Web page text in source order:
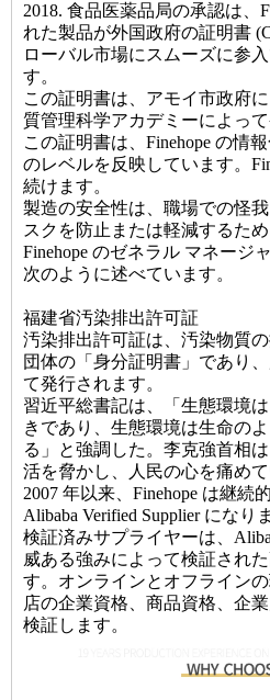
2018. 食品医薬品局の承認は、
れた製品が外国政府の証明書
ローバル市場にスムーズに参
す。
この証明書は、アモイ市政府
質管理科学アカデミーによって
この証明書は、Finehope の情
のレベルを反映しています。
続けます。
製造の安全性は、職場での怪
スクを防止または軽減するため
Finehope のゼネラル マネージ
次のように述べています。
福建省汚染排出許可証
汚染排出許可証は、汚染物質
団体の「身分証明書」であり
て発行されます。
習近平総書記は、「生態環境
きであり、生態環境は生命の
る」と強調した。李克強首相
活を脅かし、人民の心を痛めて
2007 年以来、Finehope は継続
Alibaba Verified Supplier になり
検証済みサプライヤーは、
威ある強みによって検証され
す。オンラインとオフライン
店の企業資格、商品資格、企
検証します。